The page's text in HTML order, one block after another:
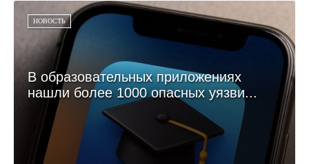
НОВОСТЬ
В образовательных приложениях
нашли более 1000 опасных уязви...